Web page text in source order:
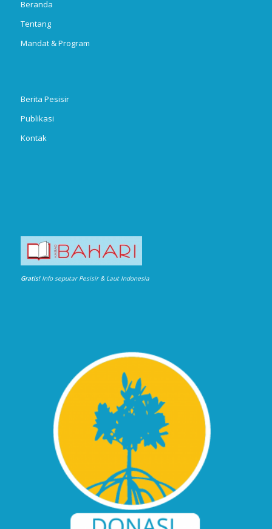
Beranda
Tentang
Mandat & Program
Berita Pesisir
Publikasi
Kontak
Gratis! Info seputar Pesisir & Laut Indonesia